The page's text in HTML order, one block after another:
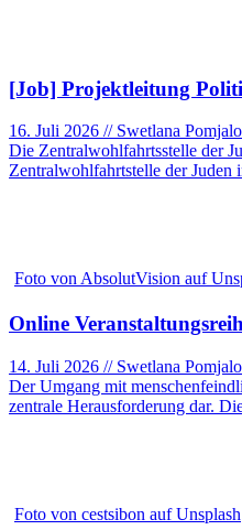
[Job] Projektleitung
16. Juli 2026 // Swetlana
Die Zentralwohlfahrtsstelle der
Zentralwohlfahrtstelle der
Foto von AbsolutVision auf
Online
14. Juli 2026 // Swetlana
Der Umgang mit
zentrale Herausforderung dar.
Foto von cestsibon auf Unsplash